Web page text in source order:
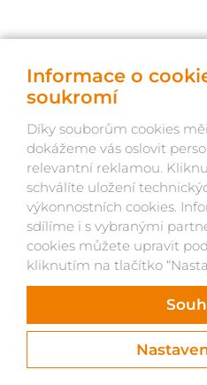
Informace o
soukromí
Díky souborům cookies
dokážeme vás oslovit
relevantní reklamou.
schválíte uložení
výkonnostních cookies.
sdílíme i s vybranými
cookies můžete upravit
kliknutím na tlačítko